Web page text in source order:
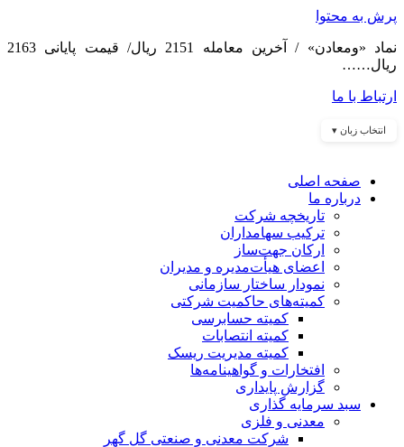
پرش به محتوا
نماد «ومعادن» / آخرین معامله 2151 ریال/ قیمت پایانی 2163
ریال……
ارتباط با ما
انتخاب زبان ▾
صفحه اصلی
درباره ما
تاریخچه شرکت
ترکیب سهامداران
ارکان جهت‌ساز
اعضای هیأت‌مدیره و مدیران
نمودار ساختار سازمانی
کمیته‌های حاکمیت شرکتی
کمیته حسابرسی
کمیته انتصابات
کمیته مدیریت ریسک
افتخارات و گواهینامه‌ها
گزارش پایداری
سبد سرمایه گذاری
معدنی و فلزی
شرکت معدنی و صنعتی گل گهر